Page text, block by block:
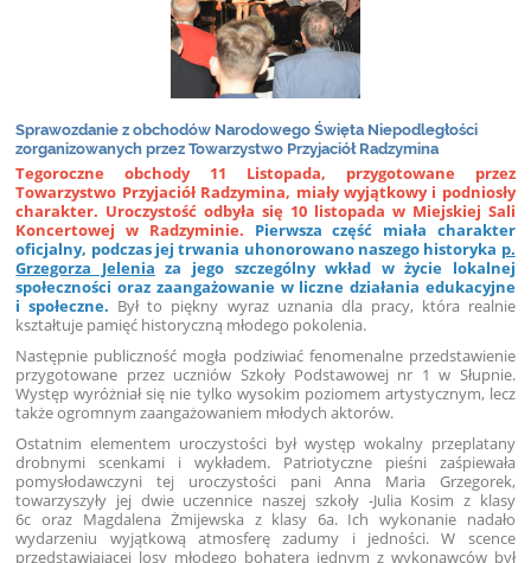
Sprawozdanie z obchodów Narodowego Święta Niepodległości
zorganizowanych przez Towarzystwo Przyjaciół Radzymina
Tegoroczne obchody 11 Listopada, przygotowane przez
Towarzystwo Przyjaciół Radzymina, miały wyjątkowy i podniosły
charakter. Uroczystość odbyła się 10 listopada w Miejskiej Sali
Koncertowej w Radzyminie. Pierwsza część miała charakter
oficjalny, podczas jej trwania uhonorowano naszego historyka p.
Grzegorza Jelenia za jego szczególny wkład w życie lokalnej
społeczności oraz zaangażowanie w liczne działania edukacyjne
i społeczne. Był to piękny wyraz uznania dla pracy, która realnie
kształtuje pamięć historyczną młodego pokolenia.
Następnie publiczność mogła podziwiać fenomenalne przedstawienie
przygotowane przez uczniów Szkoły Podstawowej nr 1 w Słupnie.
Występ wyróżniał się nie tylko wysokim poziomem artystycznym, lecz
także ogromnym zaangażowaniem młodych aktorów.
Ostatnim elementem uroczystości był występ wokalny przeplatany
drobnymi scenkami i wykładem. Patriotyczne pieśni zaśpiewała
pomysłodawczyni tej uroczystości pani Anna Maria Grzegorek,
towarzyszyły jej dwie uczennice naszej szkoły -Julia Kosim z klasy
6c oraz Magdalena Żmijewska z klasy 6a. Ich wykonanie nadało
wydarzeniu wyjątkową atmosferę zadumy i jedności. W scence
przedstawiającej losy młodego bohatera jednym z wykonawców był